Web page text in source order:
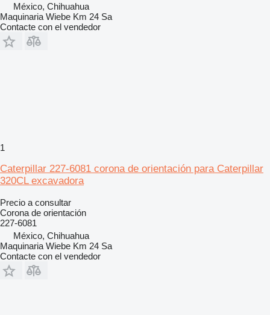
México, Chihuahua
Maquinaria Wiebe Km 24 Sa
Contacte con el vendedor
1
Caterpillar 227-6081 corona de orientación para Caterpillar
320CL excavadora
Precio a consultar
Corona de orientación
227-6081
México, Chihuahua
Maquinaria Wiebe Km 24 Sa
Contacte con el vendedor